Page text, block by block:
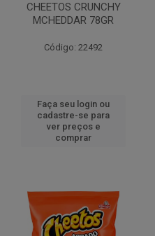
CHEETOS CRUNCHY
MCHEDDAR 78GR
Código: 22492
Faça seu login ou
cadastre-se para
ver preços e
comprar